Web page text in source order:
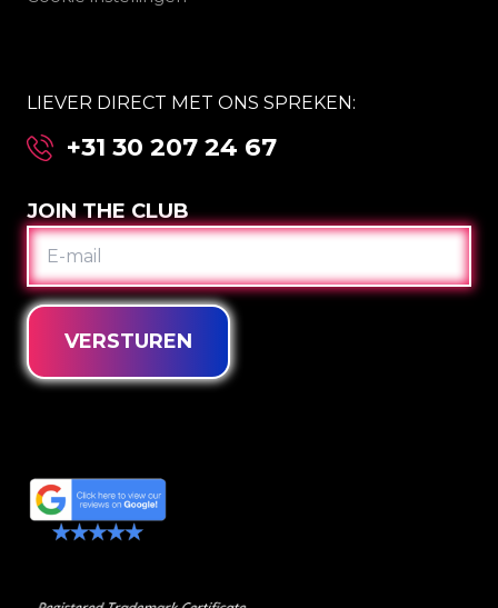
LIEVER DIRECT MET ONS SPREKEN:
+31 30 207 24 67
JOIN THE CLUB
E-
MAIL
VERSTUREN